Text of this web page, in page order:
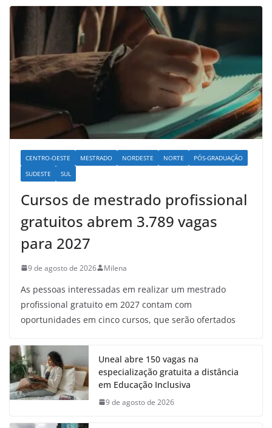
CENTRO-OESTE MESTRADO NORDESTE NORTE
PÓS-GRADUAÇÃO
SUDESTE
SUL
Cursos de mestrado profissional
gratuitos abrem 3.789 vagas
para 2027
9 de agosto de 2026 Milena
As pessoas interessadas em realizar um mestrado
profissional gratuito em 2027 contam com
oportunidades em cinco cursos, que serão ofertados
Uneal abre 150 vagas na
especialização gratuita a distância
em Educação Inclusiva
9 de agosto de 2026